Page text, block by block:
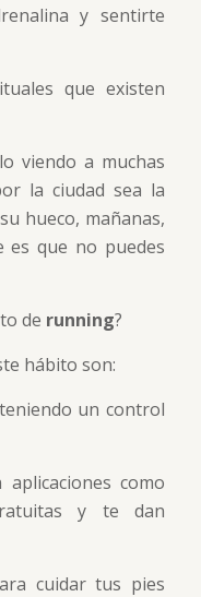
y sentirte
que existen
viendo a muchas
la ciudad sea la
hueco, mañanas,
es que no puedes
de running?
hábito son:
un control
como
y te dan
cuidar tus pies